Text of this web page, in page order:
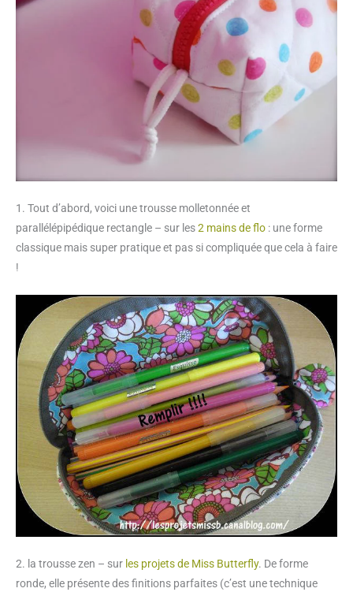
1. Tout d’abord, voici une trousse molletonnée et
parallélépipédique rectangle – sur les2 mains de flo : une forme
classique mais super pratique et pas si compliquée que cela à faire
!
2. la trousse zen – sur les projets de Miss Butterfly. De forme
ronde, elle présente des finitions parfaites (c’est une technique